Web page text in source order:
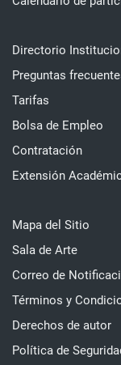
Directorio
Preguntas
Tarifas
Bolsa de Empleo
Contratación
Extensión
Mapa del Sitio
Sala de Arte
Correo de
Términos y
Derechos de autor
Política de